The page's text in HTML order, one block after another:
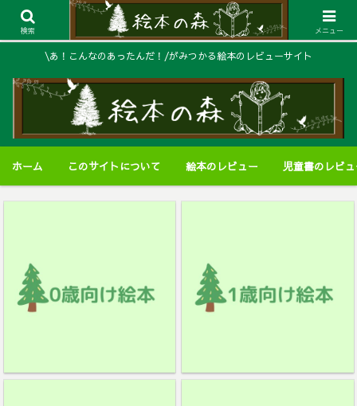
\あ！こんなのあったんだ！/がみつかる絵本のレビューサイト
ホーム このサイトについて 絵本のレビュー 児童書のレビ
検索 メニュー